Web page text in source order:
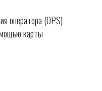
оператора (OPS)
карты